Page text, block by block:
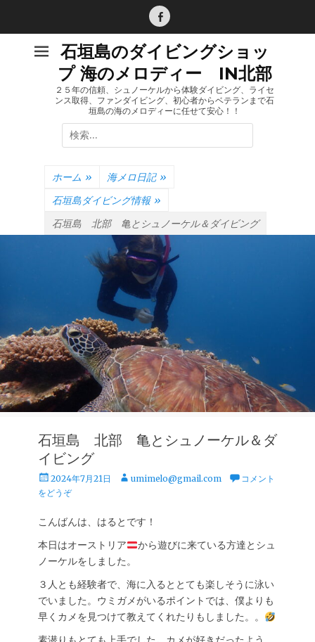
Facebook
石垣島のダイビングショッ
プ 海のメロディー IN北部
２５年の信頼、シュノーケルから体験ダイビング、ライセ
ンス取得、ファンダイビング、初心者からベテランまで石
垣島の海のメロディーに任せて安心！！
検
索:
ホーム » 海メロ日記 »
石垣島ダイビング情報 »
石垣島 北部 亀とシュノーケル＆ダイビング
石垣島 北部 亀とシュノーケル＆ダ
イビング
投
稿
2024年7月21日
投 umimelo@gmail.com
コメント
をどうぞ
こんばんは、はるとです！
本日はオーストリア
から遊びに来ている方達とシュ
ノーケルをしました。
３人とも経験者で、海に入るととても楽しそうに泳い
でいました。ウミガメがいるポイントでは、僕よりも
早くカメを見つけて教えてくれたりもしました。。